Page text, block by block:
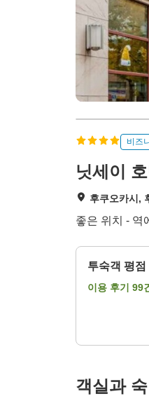
c
비즈
닛세이
후쿠오카시,
좋은 위치 - 역
투숙객 평점
이용 후기 99
객실과